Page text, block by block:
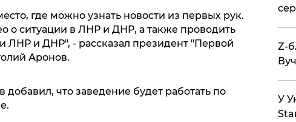
где можно узнать новости из первых рук.
о ситуации в ЛНР и ДНР, а также проводить
ЛНР и ДНР", - рассказал президент "Первой
Аронов.
что заведение будет работать по
Z-
У